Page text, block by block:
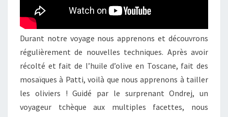
Durant notre voyage nous apprenons et découvrons
régulièrement de nouvelles techniques. Après avoir
récolté et fait de l’huile d’olive en Toscane, fait des
mosaïques à Patti, voilà que nous apprenons à tailler
les oliviers ! Guidé par le surprenant Ondrej, un
voyageur tchèque aux multiples facettes, nous